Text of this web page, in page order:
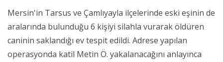
Mersin'in Tarsus ve Çamlıyayla ilçelerinde eski eşinin de
aralarında bulunduğu 6 kişiyi silahla vurarak öldüren
caninin saklandığı ev tespit edildi. Adrese yapılan
operasyonda katil Metin Ö. yakalanacağını anlayınca